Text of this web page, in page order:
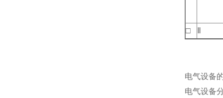
□
电气设备
电气设备